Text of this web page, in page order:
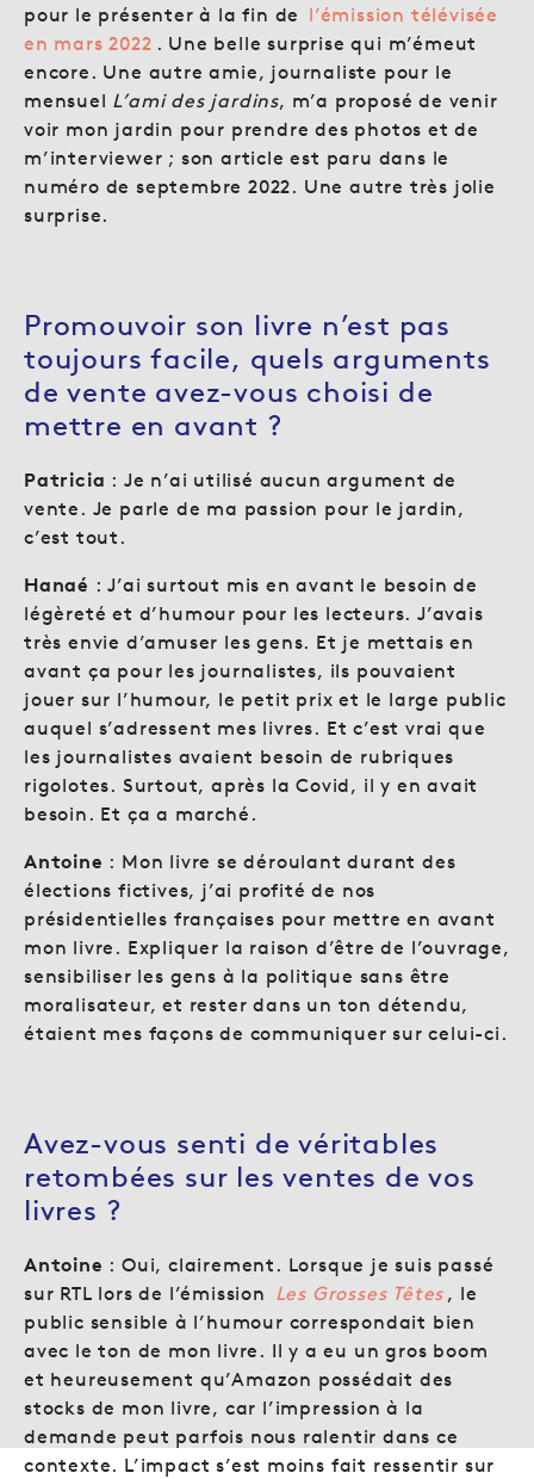
pour le présenter à la fin de l’émission télévisée
en mars 2022 . Une belle surprise qui m’émeut
encore. Une autre amie, journaliste pour le
mensuel L’ami des jardins, m’a proposé de venir
voir mon jardin pour prendre des photos et de
m’interviewer ; son article est paru dans le
numéro de septembre 2022. Une autre très jolie
surprise.
Promouvoir son livre n’est pas
toujours facile, quels arguments
de vente avez-vous choisi de
mettre en avant ?
Patricia : Je n’ai utilisé aucun argument de
vente. Je parle de ma passion pour le jardin,
c’est tout.
Hanaé : J’ai surtout mis en avant le besoin de
légèreté et d’humour pour les lecteurs. J’avais
très envie d’amuser les gens. Et je mettais en
avant ça pour les journalistes, ils pouvaient
jouer sur l’humour, le petit prix et le large public
auquel s’adressent mes livres. Et c’est vrai que
les journalistes avaient besoin de rubriques
rigolotes. Surtout, après la Covid, il y en avait
besoin. Et ça a marché.
Antoine : Mon livre se déroulant durant des
élections fictives, j’ai profité de nos
présidentielles françaises pour mettre en avant
mon livre. Expliquer la raison d’être de l’ouvrage,
sensibiliser les gens à la politique sans être
moralisateur, et rester dans un ton détendu,
étaient mes façons de communiquer sur celui-ci.
Avez-vous senti de véritables
retombées sur les ventes de vos
livres ?
Antoine : Oui, clairement. Lorsque je suis passé
sur RTL lors de l’émission Les Grosses Têtes , le
public sensible à l’humour correspondait bien
avec le ton de mon livre. Il y a eu un gros boom
et heureusement qu’Amazon possédait des
stocks de mon livre, car l’impression à la
demande peut parfois nous ralentir dans ce
contexte. L’impact s’est moins fait ressentir sur